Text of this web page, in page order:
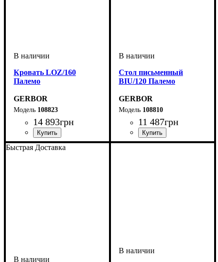
Кровать LOZ/160
Палемо
GERBOR
108823
14 893грн
Cтол письменный
BIU/120 Палемо
GERBOR
108810
11 487грн
Быстрая Доставка